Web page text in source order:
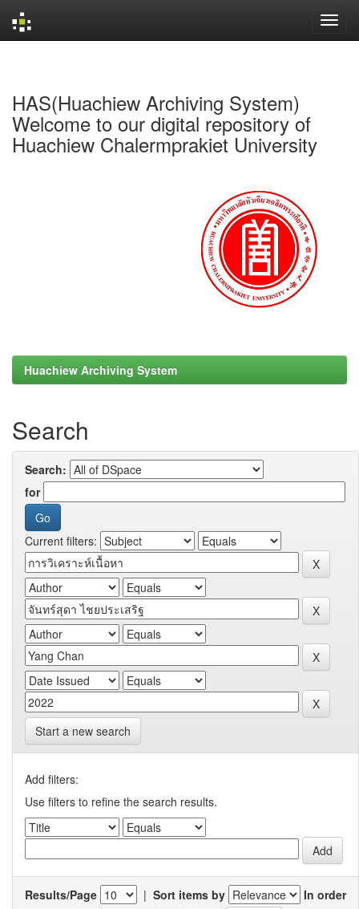
HAS(Huachiew Archiving System)
Welcome to our digital repository of
Huachiew Chalermprakiet University
Huachiew Archiving System
Search
Search:
for
Current filters:
Start a new search
Add filters:
Use filters to refine the search results.
Results/Page | Sort items by
In order